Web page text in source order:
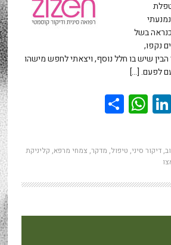
בשל
נקפו,
שיש בו חלל נוסף, ויצאתי לחפש מישהו
לפעם. […]
LinkedIn
WhatsApp
Share
, דיקור סיני, טיפול, מדקר, צמחי מרפא, קליניקת